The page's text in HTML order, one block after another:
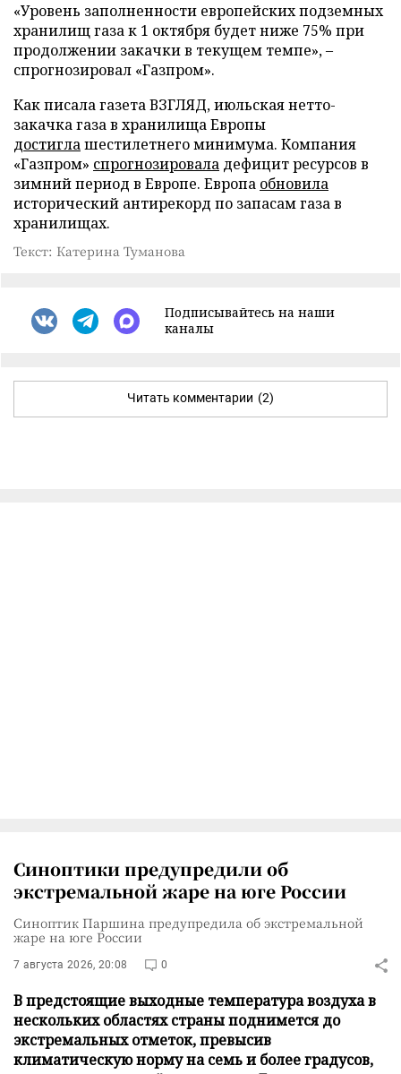
«Уровень заполненности европейских подземных
хранилищ газа к 1 октября будет ниже 75% при
продолжении закачки в текущем темпе», –
спрогнозировал «Газпром».
Как писала газета ВЗГЛЯД, июльская нетто-
закачка газа в хранилища Европы
достиглашестилетнего минимума. Компания
«Газпром» спрогнозировала дефицит ресурсов в
зимний период в Европе. Европа обновила
исторический антирекорд по запасам газа в
хранилищах.
Текст: Катерина Туманова
Подписывайтесь на наши
каналы
Читать комментарии (2)
Синоптики предупредили об
экстремальной жаре на юге России
Синоптик Паршина предупредила об экстремальной
жаре на юге России
7 августа 2026, 20:08 0
В предстоящие выходные температура воздуха в
нескольких областях страны поднимется до
экстремальных отметок, превысив
климатическую норму на семь и более градусов,